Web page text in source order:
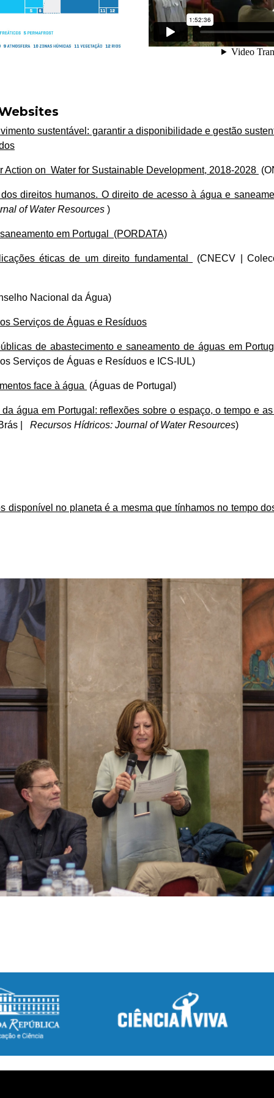
sustentável: garantir a disponibilidade e gestão
Action on Water for Sustainable Development, 2018-2028
direitos humanos. O direito de acesso à água e
of Water Resources )
em Portugal (PORDATA)
éticas de um direito fundamental (CNECV |
Nacional da Água)
Serviços de Águas e Resíduos
de abastecimento e saneamento de águas em
Serviços de Águas e Resíduos e ICS-IUL)
face à água (Águas de Portugal)
água em Portugal: reflexões sobre o espaço, o tempo e
| Recursos Hídricos: Journal of Water Resources)
disponível no planeta é a mesma que tínhamos no tempo